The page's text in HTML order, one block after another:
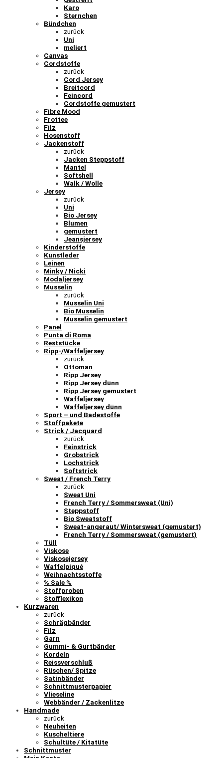
Karo
Sternchen
Bündchen
zurück
Uni
meliert
Canvas
Cordstoffe
zurück
Cord Jersey
Breitcord
Feincord
Cordstoffe gemustert
Fibre Mood
Frottee
Filz
Hosenstoff
Jackenstoff
zurück
Jacken Steppstoff
Mantel
Softshell
Walk / Wolle
Jersey
zurück
Uni
Bio Jersey
Blumen
gemustert
Jeansjersey
Kinderstoffe
Kunstleder
Leinen
Minky / Nicki
Modaljersey
Musselin
zurück
Musselin Uni
Bio Musselin
Musselin gemustert
Panel
Punta di Roma
Reststücke
Ripp-/Waffeljersey
zurück
Ottoman
Ripp Jersey
Ripp Jersey dünn
Ripp Jersey gemustert
Waffeljersey
Waffeljersey dünn
Sport – und Badestoffe
Stoffpakete
Strick / Jacquard
zurück
Feinstrick
Grobstrick
Lochstrick
Softstrick
Sweat / French Terry
zurück
Sweat Uni
French Terry / Sommersweat (Uni)
Steppstoff
Bio Sweatstoff
Sweat-angeraut/ Wintersweat (gemustert)
French Terry / Sommersweat (gemustert)
Tüll
Viskose
Viskosejersey
Waffelpiqué
Weihnachtsstoffe
% Sale %
Stoffproben
Stofflexikon
Kurzwaren
zurück
Schrägbänder
Filz
Garn
Gummi- & Gurtbänder
Kordeln
Reissverschluß
Rüschen/ Spitze
Satinbänder
Schnittmusterpapier
Vlieseline
Webbänder / Zackenlitze
Handmade
zurück
Neuheiten
Kuscheltiere
Schultüte / Kitatüte
Schnittmuster